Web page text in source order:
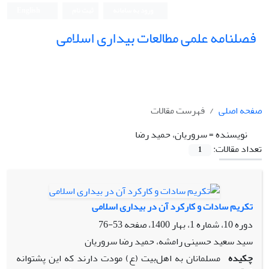
فصلنامه علمی مطالعات بیداری اسلامی
صفحه اصلی
فهرست مقالات
نویسنده =سروریان، حمید رضا
تعداد مقالات:
1
تکریم سادات و کارکرد آن در بیداری اسلامی
دوره 10، شماره 1، بهار 1400، صفحه
53-76
سید سعید حسینی رامشه، حمید رضا سروریان
چکیده مسلمانان به اهل‌بیت (ع) مودت دارند که این پشتوانه